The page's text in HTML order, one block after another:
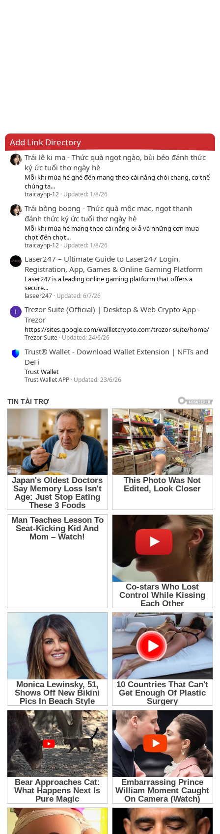
Add Link Directory
Trái lê ki ma - Thức quà ngọt ngào, bùi béo đánh thức
ký ức tuổi thơ ngày hè
Mỗi khi mùa hè ghé đến mang theo cái nắng chói chang, cơ thể
chúng ta...
traicayhp-12 Updated: 1/8/26
Trái bòng boong - Thức quà mộc mạc, ngọt thanh
đánh thức ký ức tuổi thơ ngày hè
Mỗi khi mùa hè mang theo cái nắng oi ả và những cơn mưa
chợt đến chợt...
traicayhp-12 Updated: 1/8/26
Laser247 – Ultimate Guide to Laser247 Login,
Registration, App, Games & Online Gaming Platform
Laser247 is a leading online gaming platform that offers a
secure...
laseer247 Updated:6/7/26
Trezor Suite (Official) | Desktop & Web Crypto App -
Trezor
https://sites.google.com/wallletcrypto.com/trezor-suite/home/
Trezor Suite Updated:24/6/26
Trust® Wallet - Download Wallet Extension | NFTs and
DeFi
Trust Wallet
Trust Wallet APP Updated:23/6/26